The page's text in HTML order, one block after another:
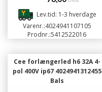
Lev.tid: 1-3 hverdage
Varenr.:4024941107105
Prodnr.:5412522016
Cee forlængerled h6 32A 4-
pol 400V ip67 4024941312455
Bals